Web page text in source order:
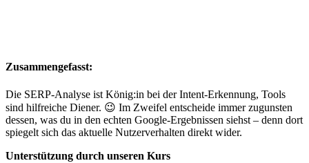
Zusammengefasst:
Die SERP-Analyse ist König:in bei der Intent-Erkennung, Tools
sind hilfreiche Diener. 😉 Im Zweifel entscheide immer zugunsten
dessen, was du in den echten Google-Ergebnissen siehst – denn dort
spiegelt sich das aktuelle Nutzerverhalten direkt wider.
Unterstützung durch unseren Kurs